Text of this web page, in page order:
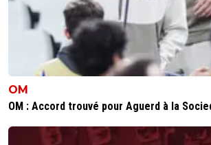
OM
OM : Accord trouvé pour Aguerd à la